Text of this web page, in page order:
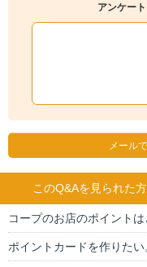
アンケー
メール
このQ&Aを見られた
コープのお店のポイント
ポイントカードを作りたい